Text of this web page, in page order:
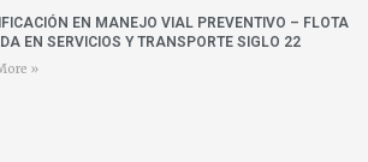
EN MANEJO VIAL PREVENTIVO – FLOTA
EN SERVICIOS Y TRANSPORTE SIGLO 22
»